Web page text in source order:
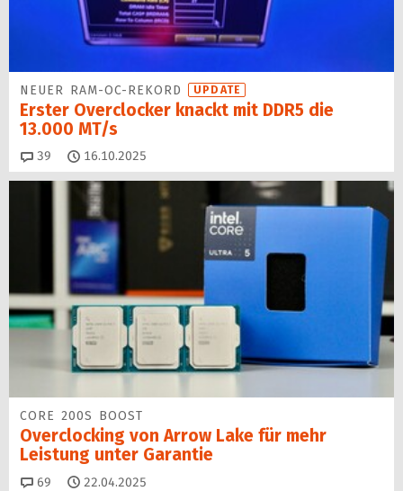
NEUER RAM-OC-REKORD UPDATE
Erster Overclocker knackt mit DDR5 die
13.000 MT/s
39 Kommentare
16.10.2025
CORE 200S BOOST
Overclocking von Arrow Lake für mehr
Leistung unter Garantie
69 Kommentare
22.04.2025